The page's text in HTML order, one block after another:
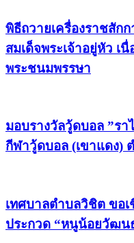
พิธีถวายเครื่องราชสัก
สมเด็จพระเจ้าอยู่หัว เ
พระชนมพรรษา
มอบรางวัลวู้ดบอล ”รา
กีฬาวู้ดบอล (เขาแดง)
เทศบาลตำบลวิชิต ขอ
ประกวด “หนูน้อยวัฒน